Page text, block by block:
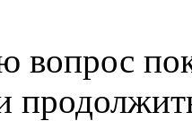
вопрос